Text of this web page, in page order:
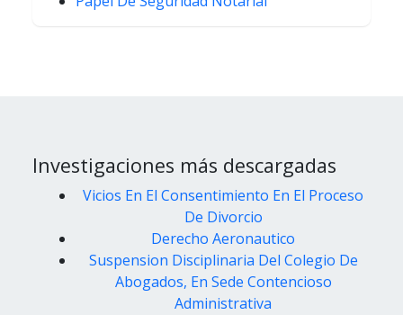
Investigaciones más descargadas
Vicios En El Consentimiento En El Proceso
De Divorcio
Derecho Aeronautico
Suspension Disciplinaria Del Colegio De
Abogados, En Sede Contencioso
Administrativa